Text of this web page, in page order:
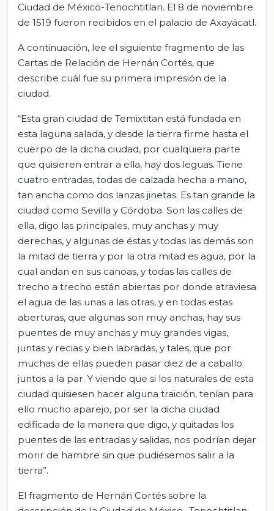
Ciudad de México-Tenochtitlan. El 8 de noviembre
de 1519 fueron recibidos en el palacio de Axayácatl.
A continuación, lee el siguiente fragmento de las
Cartas de Relación de Hernán Cortés, que
describe cuál fue su primera impresión de la
ciudad.
“Esta gran ciudad de Temixtitan está fundada en
esta laguna salada, y desde la tierra firme hasta el
cuerpo de la dicha ciudad, por cualquiera parte
que quisieren entrar a ella, hay dos leguas. Tiene
cuatro entradas, todas de calzada hecha a mano,
tan ancha como dos lanzas jinetas. Es tan grande la
ciudad como Sevilla y Córdoba. Son las calles de
ella, digo las principales, muy anchas y muy
derechas, y algunas de éstas y todas las demás son
la mitad de tierra y por la otra mitad es agua, por la
cual andan en sus canoas, y todas las calles de
trecho a trecho están abiertas por donde atraviesa
el agua de las unas a las otras, y en todas estas
aberturas, que algunas son muy anchas, hay sus
puentes de muy anchas y muy grandes vigas,
juntas y recias y bien labradas, y tales, que por
muchas de ellas pueden pasar diez de a caballo
juntos a la par. Y viendo que si los naturales de esta
ciudad quisiesen hacer alguna traición, tenían para
ello mucho aparejo, por ser la dicha ciudad
edificada de la manera que digo, y quitadas los
puentes de las entradas y salidas, nos podrían dejar
morir de hambre sin que pudiésemos salir a la
tierra”.
El fragmento de Hernán Cortés sobre la